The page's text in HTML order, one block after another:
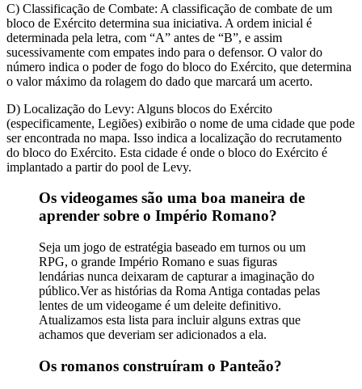
C) Classificação de Combate: A classificação de combate de um
bloco de Exército determina sua iniciativa. A ordem inicial é
determinada pela letra, com “A” antes de “B”, e assim
sucessivamente com empates indo para o defensor. O valor do
número indica o poder de fogo do bloco do Exército, que determina
o valor máximo da rolagem do dado que marcará um acerto.
D) Localização do Levy: Alguns blocos do Exército
(especificamente, Legiões) exibirão o nome de uma cidade que pode
ser encontrada no mapa. Isso indica a localização do recrutamento
do bloco do Exército. Esta cidade é onde o bloco do Exército é
implantado a partir do pool de Levy.
Os videogames são uma boa maneira de
aprender sobre o Império Romano?
Seja um jogo de estratégia baseado em turnos ou um
RPG, o grande Império Romano e suas figuras
lendárias nunca deixaram de capturar a imaginação do
público.Ver as histórias da Roma Antiga contadas pelas
lentes de um videogame é um deleite definitivo.
Atualizamos esta lista para incluir alguns extras que
achamos que deveriam ser adicionados a ela.
Os romanos construíram o Panteão?